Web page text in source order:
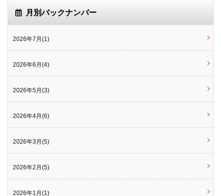
月別バックナンバー
2026年7月(1)
2026年6月(4)
2026年5月(3)
2026年4月(6)
2026年3月(5)
2026年2月(5)
2026年1月(1)